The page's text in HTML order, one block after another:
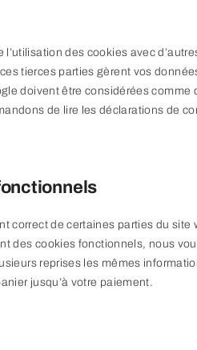
des cookies avec
tierces parties gèrent vos
doivent être considérées comme
de lire les déclarations de
correct de certaines parties du site
des cookies fonctionnels, nous
reprises les mêmes
jusqu’à votre paiement.